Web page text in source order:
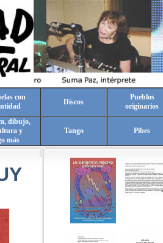
con
Discos
Pueblos
originarios
dibujo,
y
más
Tango Pibes